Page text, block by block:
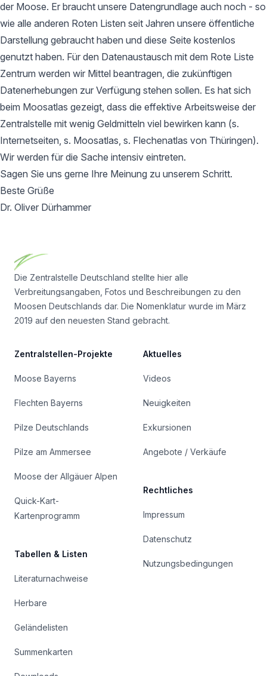
der Moose. Er braucht unsere Datengrundlage auch noch - so
wie alle anderen Roten Listen seit Jahren unsere öffentliche
Darstellung gebraucht haben und diese Seite kostenlos
genutzt haben. Für den Datenaustausch mit dem Rote Liste
Zentrum werden wir Mittel beantragen, die zukünftigen
Datenerhebungen zur Verfügung stehen sollen. Es hat sich
beim Moosatlas gezeigt, dass die effektive Arbeitsweise der
Zentralstelle mit wenig Geldmitteln viel bewirken kann (s.
Internetseiten, s. Moosatlas, s. Flechenatlas von Thüringen).
Wir werden für die Sache intensiv eintreten.
Sagen Sie uns gerne Ihre Meinung zu unserem Schritt.
Beste Grüße
Dr. Oliver Dürhammer
Die Zentralstelle Deutschland stellte hier alle
Verbreitungsangaben, Fotos und Beschreibungen zu den
Moosen Deutschlands dar. Die Nomenklatur wurde im März
2019 auf den neuesten Stand gebracht.
Zentralstellen-Projekte
Moose Bayerns
Flechten Bayerns
Pilze Deutschlands
Pilze am Ammersee
Moose der Allgäuer Alpen
Quick-Kart-
Kartenprogramm
Tabellen & Listen
Literaturnachweise
Herbare
Geländelisten
Summenkarten
Aktuelles
Videos
Neuigkeiten
Exkursionen
Angebote / Verkäufe
Rechtliches
Impressum
Datenschutz
Nutzungsbedingungen